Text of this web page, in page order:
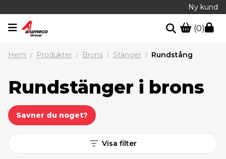
Ny kund
(0)
Hem / Produkter / Brons / Stänger / Rundstång
Rundstänger i brons
Savner du noget?
Visa filter